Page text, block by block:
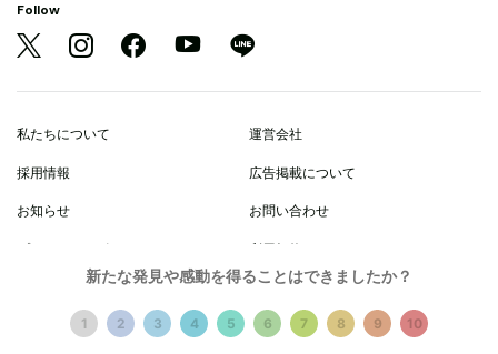
新たな発見や感動を得ることはできましたか？
1 2 3 4 5 6 7 8 9 10
Follow
私たちについて 運営会社
採用情報 広告掲載について
お知らせ お問い合わせ
プライバシーポリシー 利用規約
© 2021 CINRA, Inc.